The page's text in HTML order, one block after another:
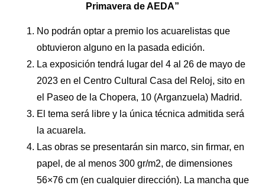
Primavera de AEDA”
No podrán optar a premio los acuarelistas que
obtuvieron alguno en la pasada edición.
La exposición tendrá lugar del 4 al 26 de mayo de
2023 en el Centro Cultural Casa del Reloj, sito en
el Paseo de la Chopera, 10 (Arganzuela) Madrid.
El tema será libre y la única técnica admitida será
la acuarela.
Las obras se presentarán sin marco, sin firmar, en
papel, de al menos 300 gr/m2, de dimensiones
56×76 cm (en cualquier dirección). La mancha que